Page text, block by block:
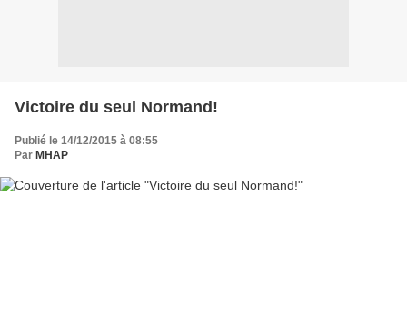
Victoire du seul Normand!
Publié le 14/12/2015 à 08:55
Par MHAP